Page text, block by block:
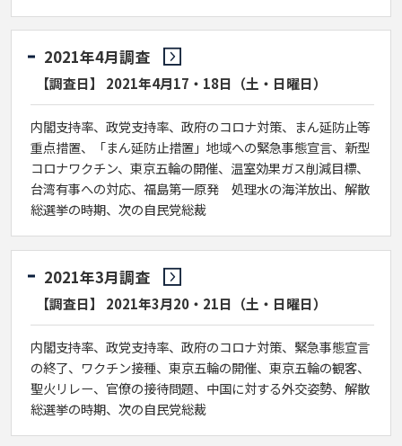
2021年4月調査
【調査日】 2021年4月17・18日（土・日曜日）
内閣支持率、政党支持率、政府のコロナ対策、まん延防止等
重点措置、「まん延防止措置」地域への緊急事態宣言、新型
コロナワクチン、東京五輪の開催、温室効果ガス削減目標、
台湾有事への対応、福島第一原発 処理水の海洋放出、解散
総選挙の時期、次の自民党総裁
2021年3月調査
【調査日】 2021年3月20・21日（土・日曜日）
内閣支持率、政党支持率、政府のコロナ対策、緊急事態宣言
の終了、ワクチン接種、東京五輪の開催、東京五輪の観客、
聖火リレー、官僚の接待問題、中国に対する外交姿勢、解散
総選挙の時期、次の自民党総裁